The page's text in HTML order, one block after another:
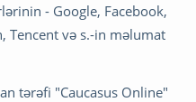
- Google, Facebook,
Tencent və s.-in məlumat
tərəfi "Caucasus Online"